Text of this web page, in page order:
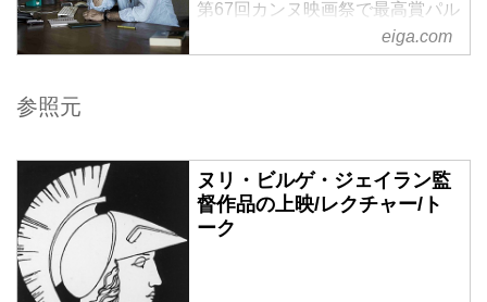
第67回カンヌ映画祭で最高賞パル
ムドールを受賞した「雪の轍」が
東京・御茶ノ水のアテネ・フラン
セ文化センターで開催され
eiga.com
参照元
ヌリ・ビルゲ・ジェイラン監
督作品の上映/レクチャー/ト
ーク